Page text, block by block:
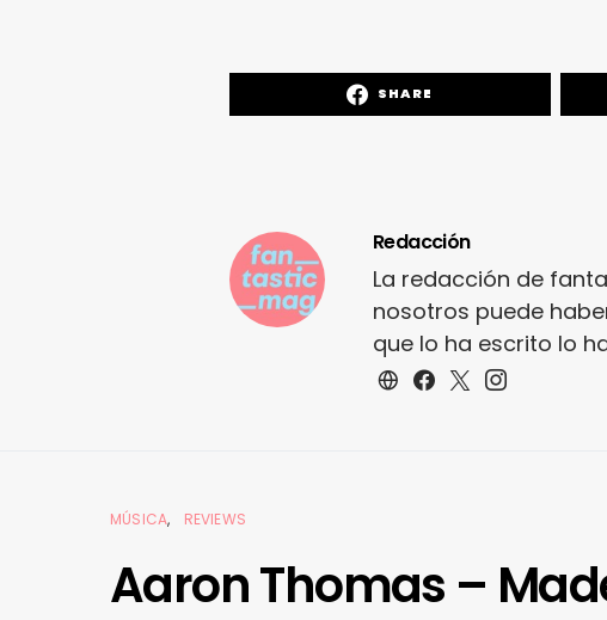
SHARE
Redacción
La redacción de
nosotros puede
que lo ha escrito lo
MÚSICA REVIEWS
Aaron Thomas –